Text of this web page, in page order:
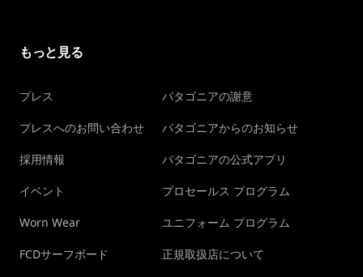
もっと見る
プレス
プレスへのお問い合わせ
採用情報
イベント
Worn Wear
FCDサーフボード
パタゴニアの謝意
パタゴニアからのお知らせ
パタゴニアの公式アプリ
プロセールス プログラム
ユニフォーム プログラム
正規取扱店について